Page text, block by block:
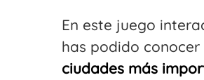
En este juego
has podido conocer
ciudades más